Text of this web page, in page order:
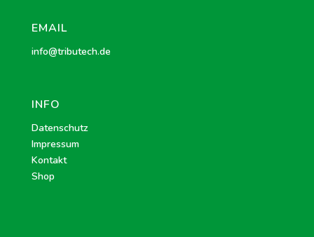
EMAIL
info@tributech.de
INFO
Datenschutz
Impressum
Kontakt
Shop